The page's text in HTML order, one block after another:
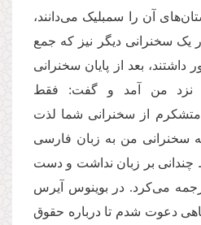
آن را سمبلیک می‌دانند،
یک سخنرانی دیگر نیز که جمع
داشتند، بعد از پایان سخنرانی
نزد من آمد و گفت: فقط
از سخنرانی شما لذت
سخنرانی من به زبان فارسی
چندانی بر زبان نداشت و دست
می‌کرد. در بوینوس آیرس
دعوت شدم تا درباره حقوق